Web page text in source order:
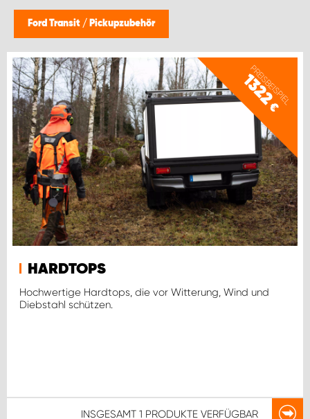
Ford Transit / Pickupzubehör
PREISBEISPIEL
1322
€
HARDTOPS
Hochwertige Hardtops, die vor Witterung, Wind und
Diebstahl schützen.
INSGESAMT 1 PRODUKTE VERFÜGBAR